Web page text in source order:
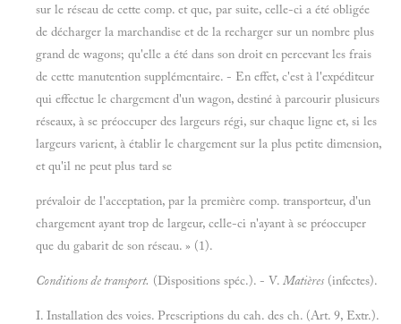
sur le réseau de cette comp. et que, par suite, celle-ci a été obligée
de décharger la marchandise et de la recharger sur un nombre plus
grand de wagons; qu'elle a été dans son droit en percevant les frais
de cette manutention supplémentaire. - En effet, c'est à l'expéditeur
qui effectue le chargement d'un wagon, destiné à parcourir plusieurs
réseaux, à se préoccuper des largeurs régi, sur chaque ligne et, si les
largeurs varient, à établir le chargement sur la plus petite dimension,
et qu'il ne peut plus tard se
prévaloir de l'acceptation, par la première comp. transporteur, d'un
chargement ayant trop de largeur, celle-ci n'ayant à se préoccuper
que du gabarit de son réseau. » (1).
Conditions de transport. (Dispositions spéc.). - V. Matières (infectes).
I. Installation des voies. Prescriptions du cah. des ch. (Art. 9, Extr.).